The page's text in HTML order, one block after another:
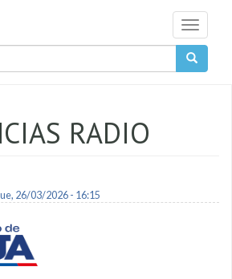
Toggle
RADIO
26/03/2026 - 16:15